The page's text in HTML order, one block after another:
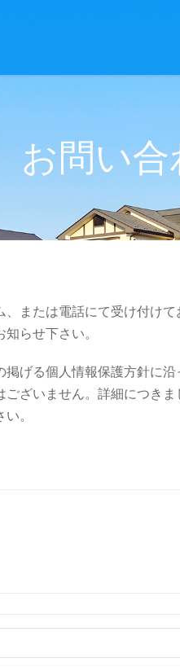
お問い合
または電話にて受け付け
らせ下さい。
げる個人情報保護方針に沿
ざいません。詳細につきま
。